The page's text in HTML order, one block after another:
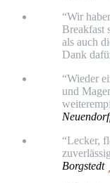
“Wir
Breakfast
als auch
Dank
“Wieder
und
“Lecker,
Borgstedt